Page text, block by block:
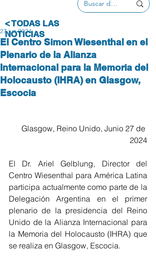
El Centro Simon Wiesenthal en el
Plenario de la Alianza
Internacional para la Memoria del
Holocausto (IHRA) en Glasgow,
Escocia
27 jun 2024
Glasgow, Reino Unido, Junio 27 de
2024
El Dr. Ariel Gelblung, Director del
Centro Wiesenthal para América Latina
participa actualmente como parte de la
Delegación Argentina en el primer
plenario de la presidencia del Reino
Unido de la Alianza Internacional para
la Memoria del Holocausto (IHRA) que
se realiza en Glasgow, Escocia.
< TODAS LAS
NOTICIAS